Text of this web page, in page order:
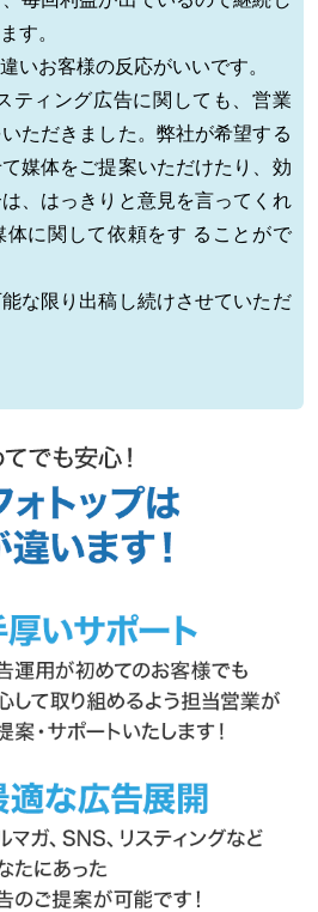
す。
いお客様の反応がいいです。
ティング広告に関しても、営業
ただきました。弊社が希望する
媒体をご提案いただけたり、効
、はっきりと意見を言ってくれ
体に関して依頼をす ることがで
な限り出稿し続けさせていただ